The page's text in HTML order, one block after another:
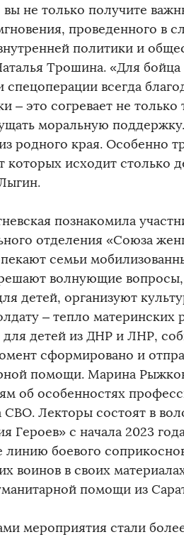
вы не только получите
проведенного в
политики и
Трошина. «Для
спецоперации всегда
– это согревает не
моральную
родного края. Особенно
которых исходит столько
познакомила
отделения «Союза
семьи
волнующие вопросы,
детей, организуют
– тепло материнских
для детей из ДНР и ЛНР,
сформировано и
помощи. Марина
об особенностях
СВО. Лекторы состоят в
Героев» с начала 2023
линию боевого
воинов в своих
помощи из
мероприятия стали